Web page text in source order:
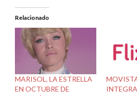
Relacionado
MARISOL, LA ESTRELLA
EN OCTUBRE DE